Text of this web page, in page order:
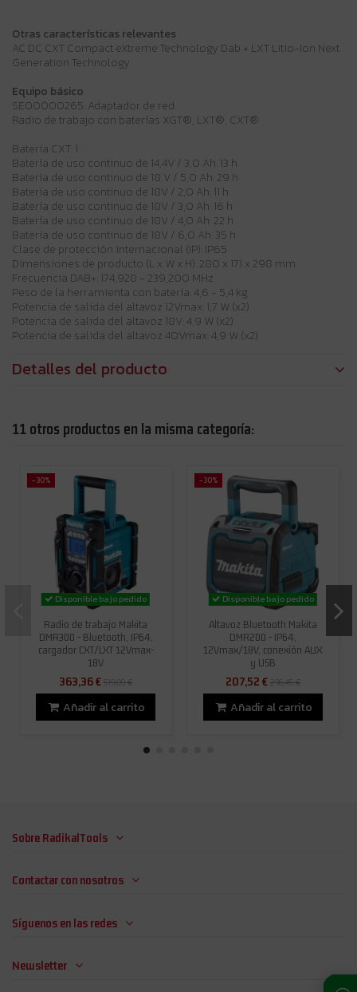
Otras características relevantes
AC DC CXT Compact eXtreme Technology Dab + LXT Litio-Ion Next
Generation Technology
Equipo básico
SE00000265: Adaptador de red.
Radio de trabajo con baterías XGT®, LXT®, CXT®
Batería CXT: 1
Batería de uso continuo de 14,4V / 3,0 Ah: 13 h
Batería de uso continuo de 18 V / 5,0 Ah: 29 h
Batería de uso continuo de 18V / 2,0 Ah: 11 h
Batería de uso continuo de 18V / 3,0 Ah: 16 h
Batería de uso continuo de 18V / 4,0 Ah: 22 h
Batería de uso continuo de 18V / 6,0 Ah: 35 h
Clase de protección internacional (IP): IP65
Dimensiones de producto (L x W x H): 280 x 171 x 298 mm
Frecuencia DAB+: 174,928 - 239,200 MHz
Peso de la herramienta con batería: 4,6 - 5,4 kg
Potencia de salida del altavoz 12Vmax: 1,7 W (x2)
Potencia de salida del altavoz 18V: 4,9 W (x2)
Potencia de salida del altavoz 40Vmax: 4,9 W (x2)
Detalles del producto
11 otros productos en la misma categoría:
-30%
Disponible bajo pedido
Radio de trabajo Makita
DMR300 - Bluetooth, IP64,
cargador CXT/LXT 12Vmax-
18V
363,36 €519,09 €
Añadir al carrito
-30%
Disponible bajo pedido
Altavoz Bluetooth Makita
DMR200 - IP64,
12Vmax/18V, conexión AUX
y USB
207,52 €296,45 €
Añadir al carrito
Sobre RadikalTools
Contactar con nosotros
Síguenos en las redes
Newsletter